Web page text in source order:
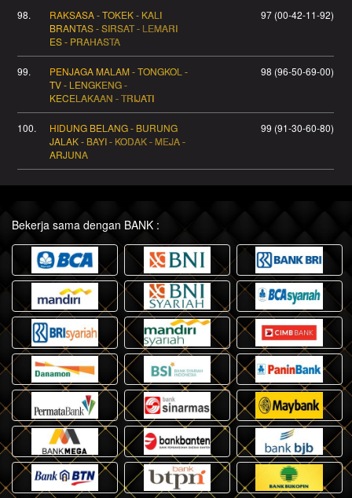
98.
RAKSASA - TOKEK - KALI
BRANTAS - SIRSAT - LEMARI
ES - PRAHASTA
97 (00-42-11-92)
99.
PENJAGA MALAM - TONGKOL -
TV - LENGKENG -
KECELAKAAN - TRIJATI
98 (96-50-69-00)
100.
HIDUNG BELANG - BURUNG
JALAK - BAYI - KODAK - MEJA -
ARJUNA
99 (91-30-60-80)
Bekerja sama dengan BANK :